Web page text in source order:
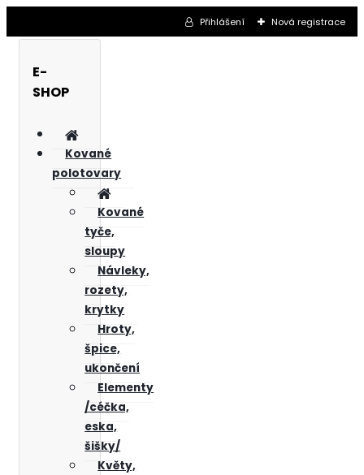
Přihlášení Nová registrace
E-
SHOP
Kované
polotovary
Kované
tyče,
sloupy
Návleky,
rozety,
krytky
Hroty,
špice,
ukončení
Elementy
/céčka,
eska,
šišky/
Květy,